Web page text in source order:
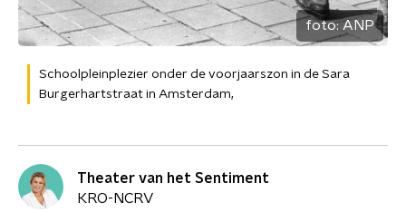
foto:ANP
Schoolpleinplezier onder de voorjaarszon in de Sara
Burgerhartstraat in Amsterdam,
Theater van het Sentiment
KRO-NCRV